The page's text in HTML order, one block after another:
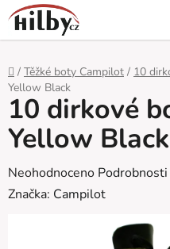
Přejít
na
obsah
Domů
/ Těžké boty Campilot / 10
Yellow Black
10 dirkové
Yellow Black
Průměrné
hodnocení
Neohodnoceno
Značka: Campilot